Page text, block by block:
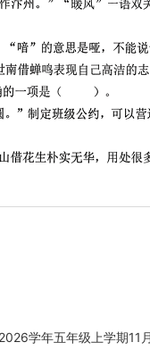
学年五年级上学期11